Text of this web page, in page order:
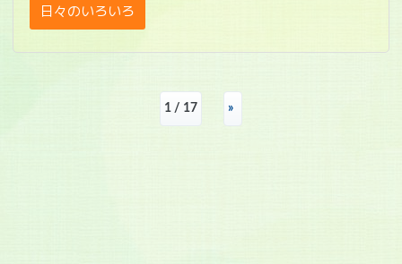
日々のいろいろ
1 / 17 »